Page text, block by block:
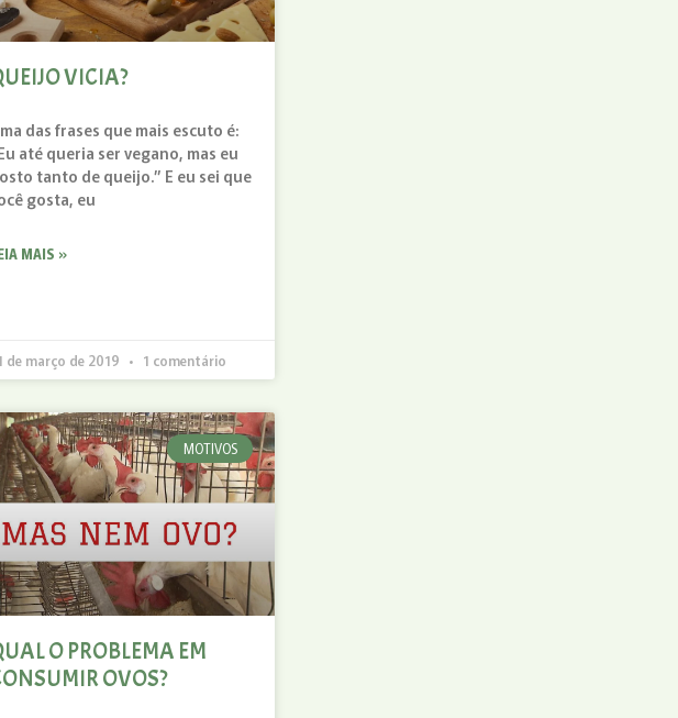
VICIA?
das frases que mais escuto é:
até queria ser vegano, mas eu
tanto de queijo.” E eu sei que
gosta, eu
MAIS »
de março de 2019 1 comentário
MOTIVOS
O PROBLEMA EM
OVOS?